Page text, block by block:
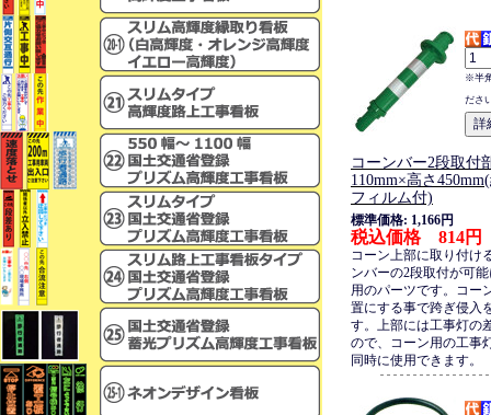
※半
ださ
コーンバー2段取付
110mm×高さ
フィルム付)
標準価格: 1,166円
税込価格 814円
コーン上部に取り付け
ンバーの2段取付が可
用のパーツです。コー
置にする事で跨ぎ侵入
す。上部には工事灯の
ので、コーン用の工事
同時に使用できます。